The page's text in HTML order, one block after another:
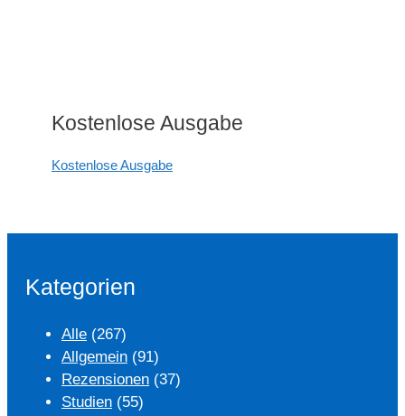
Kostenlose Ausgabe
Kostenlose Ausgabe
Kategorien
Alle (267)
Allgemein (91)
Rezensionen (37)
Studien (55)